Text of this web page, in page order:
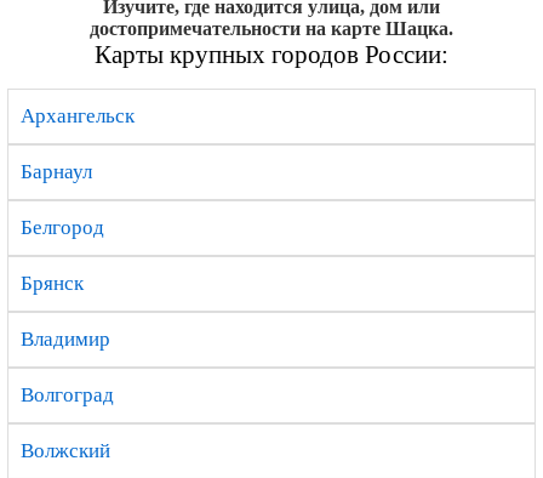
Изучите, где находится улица, дом или
достопримечательности на карте Шацка.
Карты крупных городов России:
Архангельск
Барнаул
Белгород
Брянск
Владимир
Волгоград
Волжский